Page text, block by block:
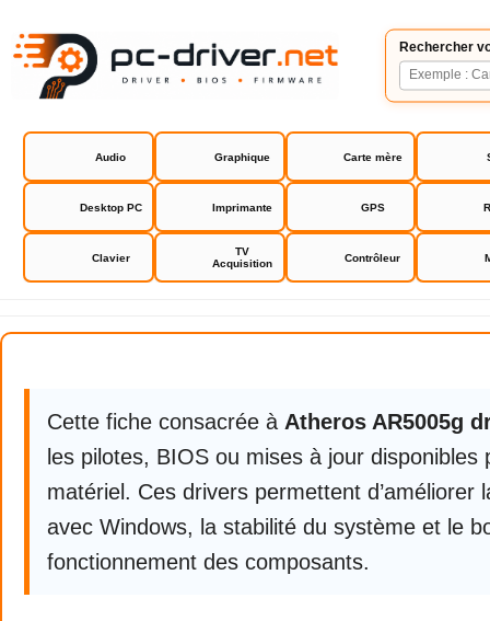
Rechercher
Audio Graphique Carte mère
Desktop PC Imprimante GPS
Clavier
TV
Acquisition
Contrôleur
Atheros AR5005g driver
Cette fiche consacrée à Atheros AR5005g
les pilotes, BIOS ou mises à jour disponibles
matériel. Ces drivers permettent d’améliorer
avec Windows, la stabilité du système et le
fonctionnement des composants.